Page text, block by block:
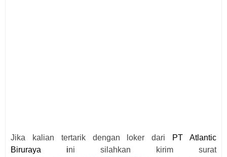
Jika kalian tertarik dengan loker dari
PT Atlantic
Biruraya
ini silahkan kirim surat